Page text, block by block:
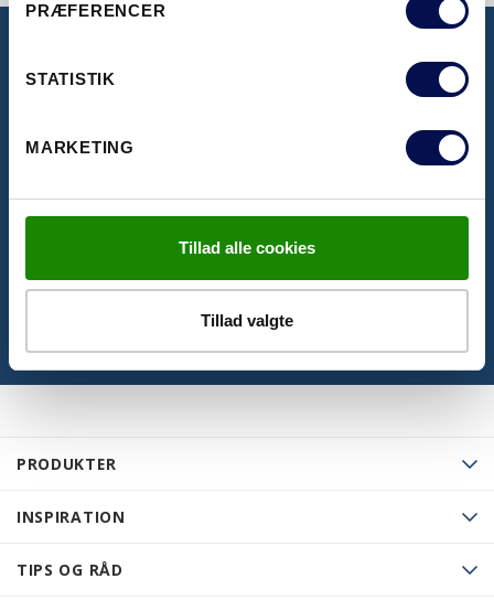
PRÆFERENCER
STATISTIK
MARKETING
Tillad alle cookies
Tillad valgte
PRODUKTER
INSPIRATION
TIPS OG RÅD
BROCHURER OG PRISLISTER
Her kan du se vores inspirerende brochurer,
KLIK HER